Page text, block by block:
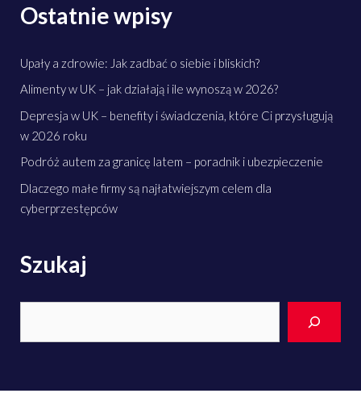
Ostatnie wpisy
Upały a zdrowie: Jak zadbać o siebie i bliskich?
Alimenty w UK – jak działają i ile wynoszą w 2026?
Depresja w UK – benefity i świadczenia, które Ci przysługują
w 2026 roku
Podróż autem za granicę latem – poradnik i ubezpieczenie
Dlaczego małe firmy są najłatwiejszym celem dla
cyberprzestępców
Szukaj